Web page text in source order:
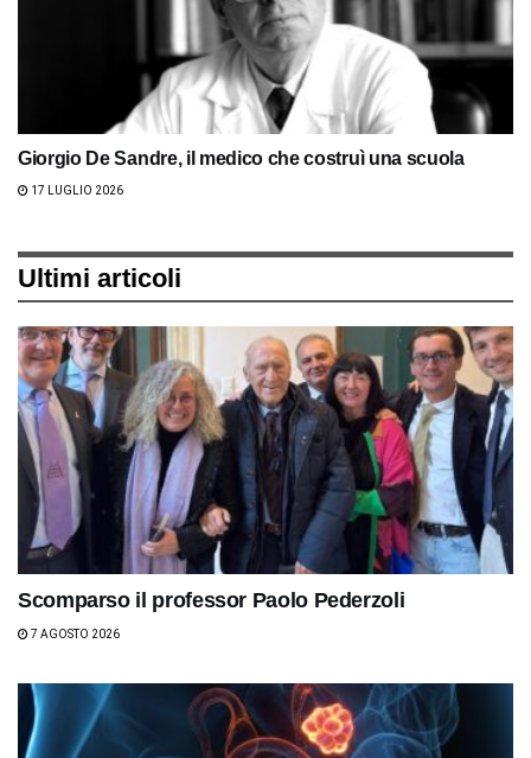
Giorgio De Sandre, il medico che costruì una scuola
17 LUGLIO 2026
Ultimi articoli
Scomparso il professor Paolo Pederzoli
7 AGOSTO 2026